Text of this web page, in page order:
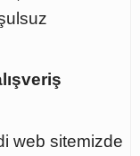
web sitemizde